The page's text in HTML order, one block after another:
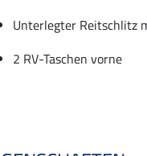
Unterlegter Reitschlitz
2 RV-Taschen vorne